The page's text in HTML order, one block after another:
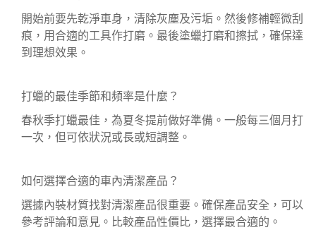
開始前要先乾淨車身，清除灰塵及污垢。然後修補輕微刮
痕，用合適的工具作打磨。最後塗蠟打磨和擦拭，確保達
到理想效果。
打蠟的最佳季節和頻率是什麼？
春秋季打蠟最佳，為夏冬提前做好準備。一般每三個月打
一次，但可依狀況或長或短調整。
如何選擇合適的車內清潔產品？
選據內裝材質找對清潔產品很重要。確保產品安全，可以
參考評論和意見。比較產品性價比，選擇最合適的。